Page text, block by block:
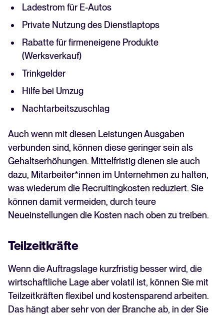
Ladestrom für E-Autos
Private Nutzung des Dienstlaptops
Rabatte für firmeneigene Produkte
(Werksverkauf)
Trinkgelder
Hilfe bei Umzug
Nachtarbeitszuschlag
Auch wenn mit diesen Leistungen Ausgaben
verbunden sind, können diese geringer sein als
Gehaltserhöhungen. Mittelfristig dienen sie auch
dazu, Mitarbeiter*innen im Unternehmen zu halten,
was wiederum die Recruitingkosten reduziert. Sie
können damit vermeiden, durch teure
Neueinstellungen die Kosten nach oben zu treiben.
Teilzeitkräfte
Wenn die Auftragslage kurzfristig besser wird, die
wirtschaftliche Lage aber volatil ist, können Sie mit
Teilzeitkräften flexibel und kostensparend arbeiten.
Das hängt aber sehr von der Branche ab, in der Sie